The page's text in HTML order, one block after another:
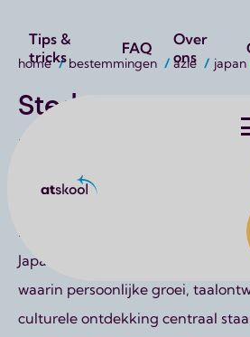
Utilities
Tips &
tricks
FAQ
Over
ons
Atskool
Kruimelpad
home bestemmingen azië japan
Steden
Japan is een land dat je blijft
unieke combinatie van
hypermoderne technologie,
bruisende steden. Studenten die
Japan gaan, kiezen voor een
waarin persoonlijke groei,
culturele ontdekking centraal